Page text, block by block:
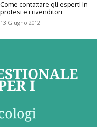
Come contattare gli esperti in
protesi e i rivenditori
13 Giugno 2012